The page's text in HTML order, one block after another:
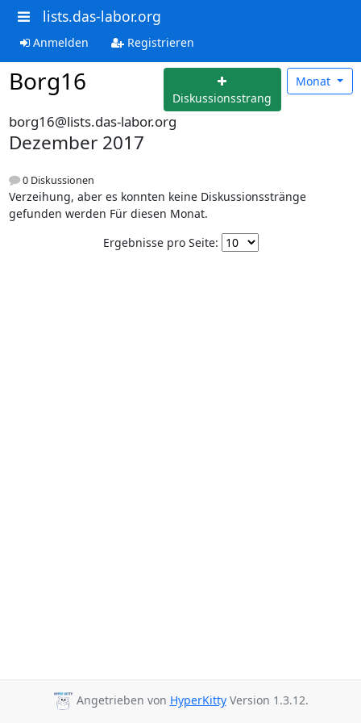
lists.das-labor.org
Anmelden Registrieren
Borg16
Diskussionsstrang
Monat
borg16@lists.das-labor.org
Dezember 2017
0 Diskussionen
Verzeihung, aber es konnten keine Diskussionsstränge
gefunden werden Für diesen Monat.
Ergebnisse pro Seite:
Angetrieben von HyperKittyVersion 1.3.12.